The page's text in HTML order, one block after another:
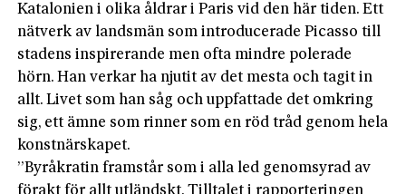
Katalonien i olika åldrar i Paris vid den här tiden. Ett
nätverk av landsmän som introducerade Picasso till
stadens inspirerande men ofta mindre polerade
hörn. Han verkar ha njutit av det mesta och tagit in
allt. Livet som han såg och uppfattade det omkring
sig, ett ämne som rinner som en röd tråd genom hela
konstnärskapet.
”Byråkratin framstår som i alla led genomsyrad av
förakt för allt utländskt. Tilltalet i rapporteringen